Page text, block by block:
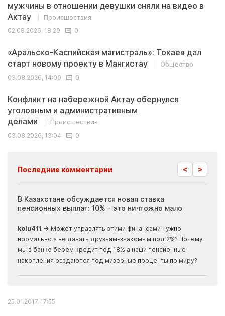
мужчины в отношении девушки сняли на видео в
Актау
Происшествия
02.08.2026, 18:29
0
«Аральско-Каспийская магистраль»: Токаев дал
старт новому проекту в Мангистау
Общество
03.08.2026, 14:00
0
Конфликт на набережной Актау обернулся
уголовным и административным
делами
Происшествия
03.08.2026, 13:04
0
Последние комментарии < >
В Казахстане обсуждается новая ставка
пенсионных выплат: 10% - это ничтожно мало
kolu411 → Может управлять этими финансами нужно
нормально а не давать друзьям-знакомым под 2%? Почему
мы в банке берем кредит под 18% а наши пенсионные
накопления раздаются под мизерные проценты по миру?
25.01.2017, 17:55